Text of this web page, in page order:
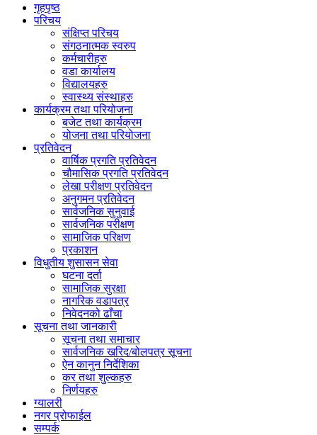
गृहपृष्ठ
परिचय
संक्षिप्त परिचय
संगठनात्मक स्वरुप
कर्मचारीहरु
वडा कार्यालय
विद्यालयहरु
स्वास्थ्य संस्थाहरु
कार्यक्रम तथा परियोजना
बजेट तथा कार्यक्रम
योजना तथा परियोजना
प्रतिवेदन
वार्षिक प्रगति प्रतिवेदन
चौमासिक प्रगति प्रतिवेदन
लेखा परीक्षण प्रतिवेदन
अनुगमन प्रतिवेदन
सार्वजनिक सुनुवाई
सार्वजनिक परीक्षण
सामाजिक परिक्षण
प्रकाशन
विधुतीय शुसासन सेवा
घटना दर्ता
सामाजिक सुरक्षा
नागरिक वडापत्र
निवेदनको ढाँचा
सूचना तथा जानकारी
सूचना तथा समाचार
सार्वजनिक खरिद/बोलपत्र सूचना
ऐन कानुन निर्देशिका
कर तथा शुल्कहरु
निर्णयहरु
ग्यालरी
नगर प्रोफाईल
सम्पर्क